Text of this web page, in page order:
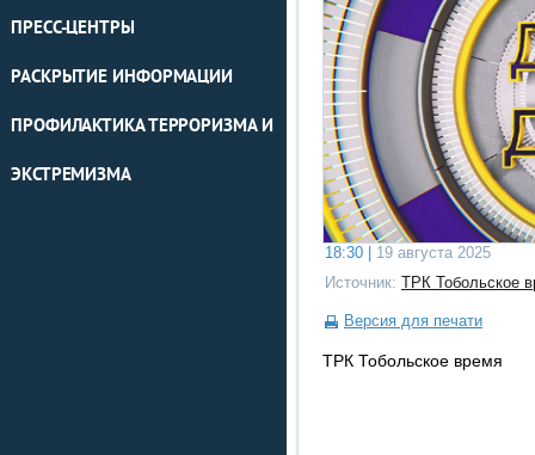
ПРЕСС-ЦЕНТРЫ
РАСКРЫТИЕ ИНФОРМАЦИИ
ПРОФИЛАКТИКА ТЕРРОРИЗМА И
ЭКСТРЕМИЗМА
18:30 |
19 августа 2025
Источник: ТРК Тобольское
Версия для печати
ТРК Тобольское время